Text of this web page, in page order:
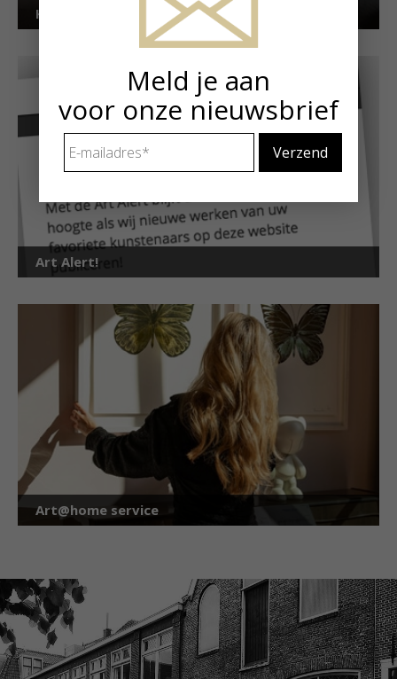
Kunstuitleen voor particulieren
Art Alert!
Art@home service
Meld je aan
voor onze nieuwsbrief
mailadres *